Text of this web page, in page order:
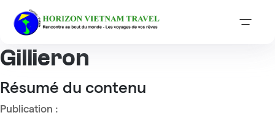
Accueil
Mr Daniel et Patrizia
Gillieron
Résumé du contenu
Publication :